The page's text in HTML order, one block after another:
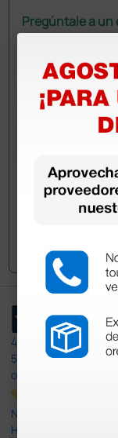
Pregúntale a un
información?
Envía ahora
han adquirido
4,4
597
opiniones
Nuestras reseñas de
Haga clic aquí para